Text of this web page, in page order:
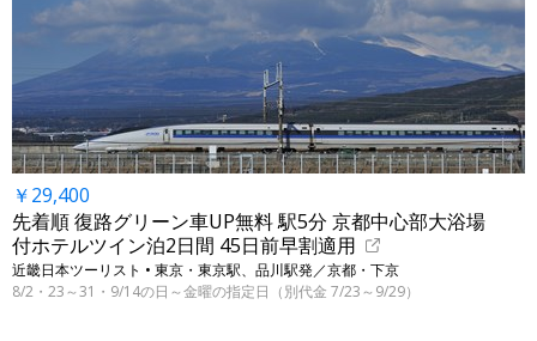
￥29,400
先着順 復路グリーン車UP無料 駅5分 京都中心部大浴場
付ホテルツイン泊2日間 45日前早割適用
近畿日本ツーリスト • 東京・東京駅、品川駅発／京都・下京
8/2・23～31・9/14の日～金曜の指定日（別代金 7/23～9/29）